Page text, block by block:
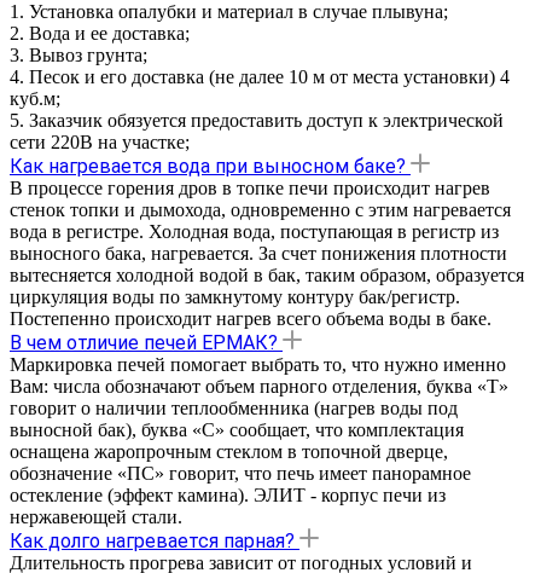
1. Установка опалубки и материал в случае плывуна;
2. Вода и ее доставка;
3. Вывоз грунта;
4. Песок и его доставка (не далее 10 м от места установки) 4
куб.м;
5. Заказчик обязуется предоставить доступ к электрической
сети 220В на участке;
Как нагревается вода при выносном баке?
В процессе горения дров в топке печи происходит нагрев
стенок топки и дымохода, одновременно с этим нагревается
вода в регистре. Холодная вода, поступающая в регистр из
выносного бака, нагревается. За счет понижения плотности
вытесняется холодной водой в бак, таким образом, образуется
циркуляция воды по замкнутому контуру бак/регистр.
Постепенно происходит нагрев всего объема воды в баке.
В чем отличие печей ЕРМАК?
Маркировка печей помогает выбрать то, что нужно именно
Вам: числа обозначают объем парного отделения, буква «Т»
говорит о наличии теплообменника (нагрев воды под
выносной бак), буква «С» сообщает, что комплектация
оснащена жаропрочным стеклом в топочной дверце,
обозначение «ПС» говорит, что печь имеет панорамное
остекление (эффект камина). ЭЛИТ - корпус печи из
нержавеющей стали.
Как долго нагревается парная?
Длительность прогрева зависит от погодных условий и